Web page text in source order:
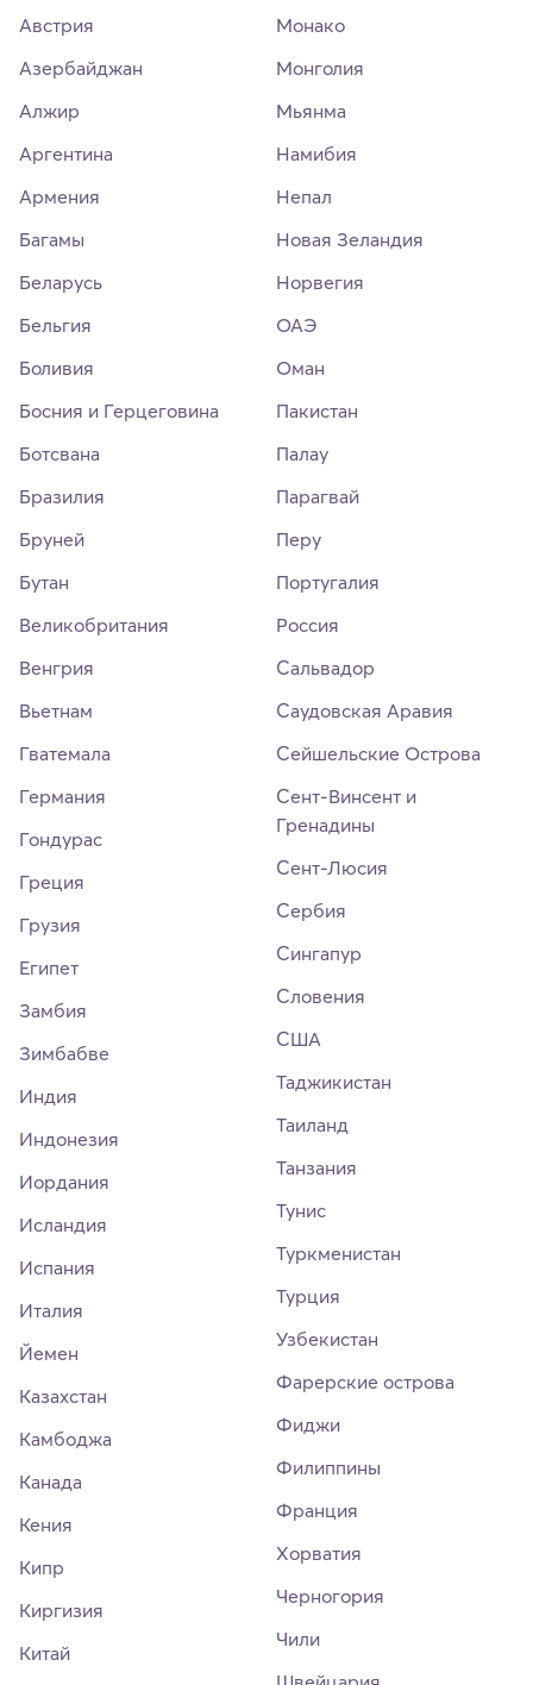
Австрия
Азербайджан
Алжир
Аргентина
Армения
Багамы
Беларусь
Бельгия
Боливия
Босния и Герцеговина
Ботсвана
Бразилия
Бруней
Бутан
Великобритания
Венгрия
Вьетнам
Гватемала
Германия
Гондурас
Греция
Грузия
Египет
Замбия
Зимбабве
Индия
Индонезия
Иордания
Исландия
Испания
Италия
Йемен
Казахстан
Камбоджа
Канада
Кения
Кипр
Киргизия
Китай
Монако
Монголия
Мьянма
Намибия
Непал
Новая Зеландия
Норвегия
ОАЭ
Оман
Пакистан
Палау
Парагвай
Перу
Португалия
Россия
Сальвадор
Саудовская Аравия
Сейшельские Острова
Сент-Винсент и
Гренадины
Сент-Люсия
Сербия
Сингапур
Словения
США
Таджикистан
Таиланд
Танзания
Тунис
Туркменистан
Турция
Узбекистан
Фарерские острова
Фиджи
Филиппины
Франция
Хорватия
Черногория
Чили